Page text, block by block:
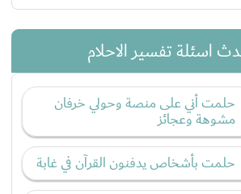
اسئلة تفسير الاحلام
حلمت أني على منصة وحولي خرفان
مشوهة وعجائز
حلمت بأشخاص يدفنون القرآن في غابة